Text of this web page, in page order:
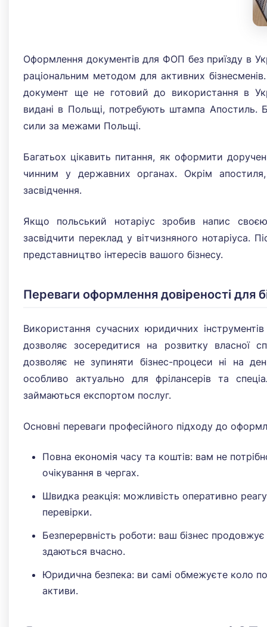
Оформлення документів для ФОП без приїзду в
раціональним методом для активних
документ ще не готовий до використання в
видані в Польщі, потребують штампа Апостиль.
сили за межами Польщі.
Багатьох цікавить питання, як оформити
чинним у державних органах. Окрім
засвідчення.
Якщо польський нотаріус зробив напис
засвідчити переклад у вітчизняного нотаріуса.
представництво інтересів вашого бізнесу.
Переваги оформлення довіреності для
Використання сучасних юридичних
дозволяє зосередитися на розвитку
дозволяє не зупиняти бізнес-процеси ні на
особливо актуально для фрілансерів та
займаються експортом послуг.
Основні переваги професійного підходу до
Повна економія часу та коштів: вам не
очікування в чергах.
Швидка реакція: можливість оперативно
перевірки.
Безперервність роботи: ваш бізнес
здаються вчасно.
Юридична безпека: ви самі обмежуєте коло
активи.